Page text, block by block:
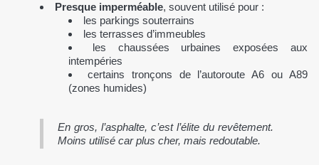
Presque imperméable, souvent utilisé pour :
les parkings souterrains
les terrasses d’immeubles
les chaussées urbaines exposées aux
intempéries
certains tronçons de l’autoroute A6 ou A89
(zones humides)
En gros, l’asphalte, c’est l’élite du revêtement.
Moins utilisé car plus cher, mais redoutable.